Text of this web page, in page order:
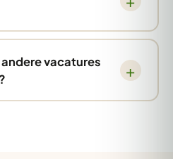
vacatures